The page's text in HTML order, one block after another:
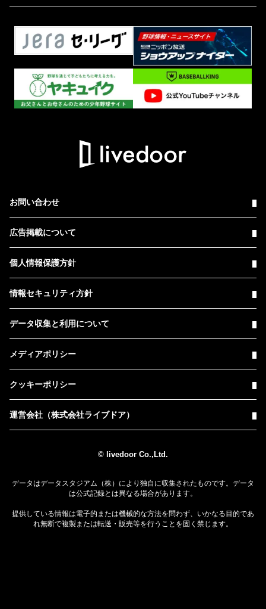
お問い合わせ
広告掲載について
個人情報保護方針
情報セキュリティ方針
データ収集と利用について
メディアポリシー
クッキーポリシー
運営会社（株式会社ライブドア）
© livedoor Co.,Ltd.
データはデータスタジアム（株）により独自に収集されたものです。データ
は公式記録とは異なる場合があります。
提供している情報は電子的または機械的な方法を問わず、いかなる目的であ
れ無断で複製または転送・販売等を行うことを固く禁じます。